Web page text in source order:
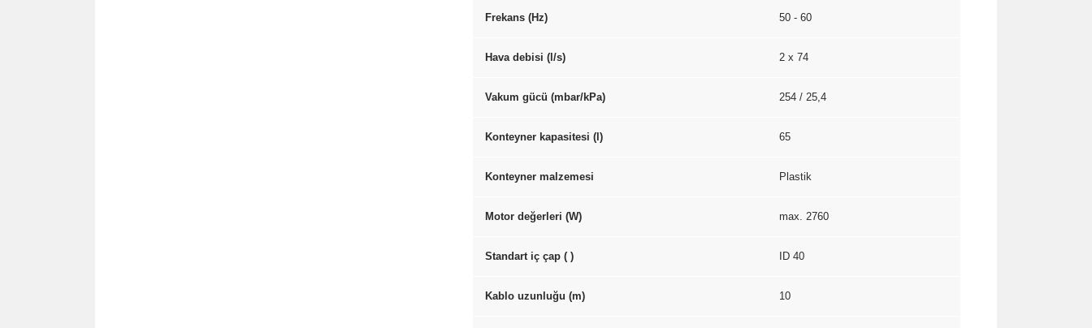
Frekans (Hz) 50 - 60
Hava debisi (l/s) 2 x 74
Vakum gücü (mbar/kPa) 254 / 25,4
Konteyner kapasitesi (l) 65
Konteyner malzemesi Plastik
Motor değerleri (W) max. 2760
Standart iç çap ( ) ID 40
Kablo uzunluğu (m) 10